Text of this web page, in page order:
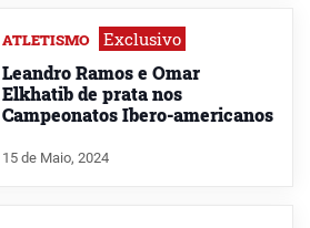
ATLETISMO Exclusivo
Leandro Ramos e Omar
Elkhatib de prata nos
Campeonatos Ibero-americanos
15 de Maio, 2024